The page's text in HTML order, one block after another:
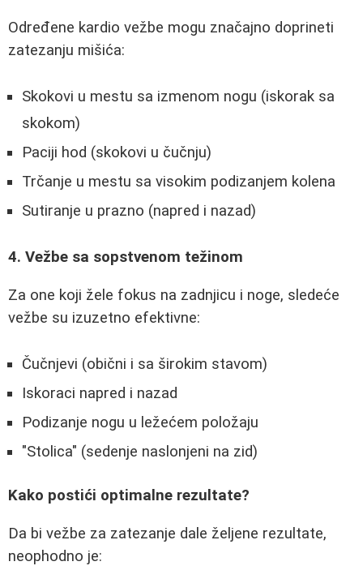
Određene kardio vežbe mogu značajno doprineti
zatezanju mišića:
Skokovi u mestu sa izmenom nogu (iskorak sa
skokom)
Paciji hod (skokovi u čučnju)
Trčanje u mestu sa visokim podizanjem kolena
Sutiranje u prazno (napred i nazad)
4. Vežbe sa sopstvenom težinom
Za one koji žele fokus na zadnjicu i noge, sledeće
vežbe su izuzetno efektivne:
Čučnjevi (obični i sa širokim stavom)
Iskoraci napred i nazad
Podizanje nogu u ležećem položaju
"Stolica" (sedenje naslonjeni na zid)
Kako postići optimalne rezultate?
Da bi vežbe za zatezanje dale željene rezultate,
neophodno je: